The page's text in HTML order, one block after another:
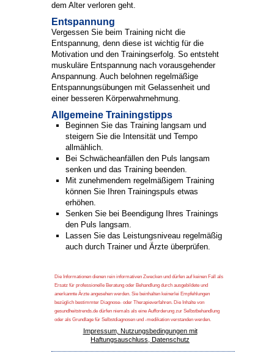
dem Alter verloren geht.
Entspannung
Vergessen Sie beim Training nicht die
Entspannung, denn diese ist wichtig für die
Motivation und den Trainingserfolg. So entsteht
muskuläre Entspannung nach vorausgehender
Anspannung. Auch belohnen regelmäßige
Entspannungsübungen mit Gelassenheit und
einer besseren Körperwahrnehmung.
Allgemeine Trainingstipps
Beginnen Sie das Training langsam und
steigern Sie die Intensität und Tempo
allmählich.
Bei Schwächeanfällen den Puls langsam
senken und das Training beenden.
Mit zunehmendem regelmäßigem Training
können Sie Ihren Trainingspuls etwas
erhöhen.
Senken Sie bei Beendigung Ihres Trainings
den Puls langsam.
Lassen Sie das Leistungsniveau regelmäßig
auch durch Trainer und Ärzte überprüfen.
Die Informationen dienen rein informativen Zwecken und dürfen auf keinen Fall als
Ersatz für professionelle Beratung oder Behandlung durch ausgebildete und
anerkannte Ärzte angesehen werden. Sie beinhalten keinerlei Empfehlungen
bezüglich bestimmter Diagnose- oder Therapieverfahren. Die Inhalte von
gesundheitstrends.de dürfen niemals als eine Aufforderung zur Selbstbehandlung
oder als Grundlage für Selbstdiagnosen und -medikation verstanden werden.
Impressum, Nutzungsbedingungen mit
Haftungsauschluss, Datenschutz